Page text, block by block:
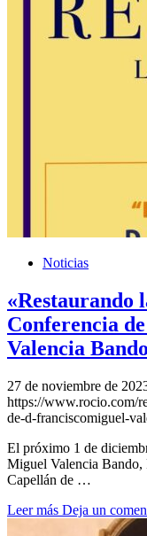
Noticias
«Restaurando
Conferencia
Valencia Bando
27 de noviembre de
https://www.rocio.com/
de-d-franciscomiguel-
El próximo 1 de
Miguel Valencia Bando,
Capellán de …
Leer más Deja un